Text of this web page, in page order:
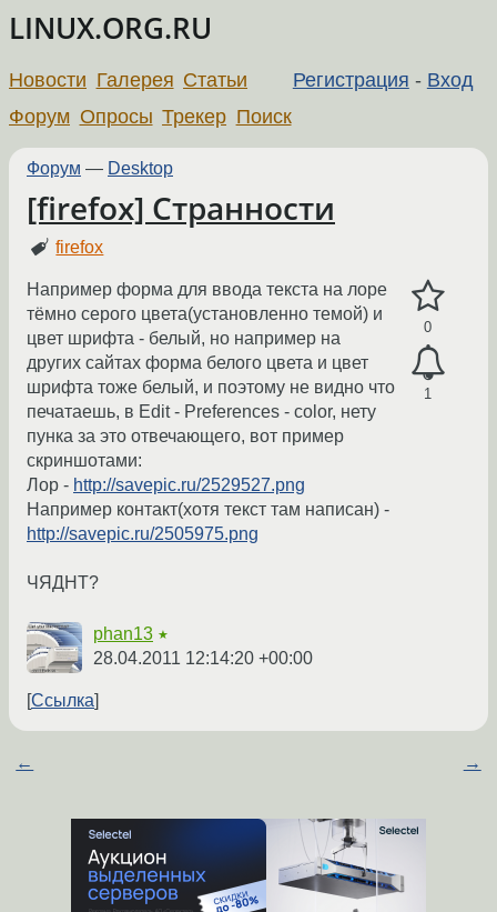
LINUX.ORG.RU
Регистрация - Вход
Новости Галерея Статьи
Форум Опросы Трекер Поиск
Форум — Desktop
[firefox] Странности
firefox
0
1
Например форма для ввода текста на лоре
тёмно серого цвета(установленно темой) и
цвет шрифта - белый, но например на
других сайтах форма белого цвета и цвет
шрифта тоже белый, и поэтому не видно что
печатаешь, в Edit - Preferences - color, нету
пунка за это отвечающего, вот пример
скриншотами:
Лор - http://savepic.ru/2529527.png
Например контакт(хотя текст там написан) -
http://savepic.ru/2505975.png
ЧЯДНТ?
phan13 ★
28.04.2011 12:14:20 +00:00
Ссылка
← →